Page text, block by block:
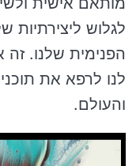
לגלוש ליצירתיות
הפנימית שלנו. זה
לנו לרפא את
והעולם.